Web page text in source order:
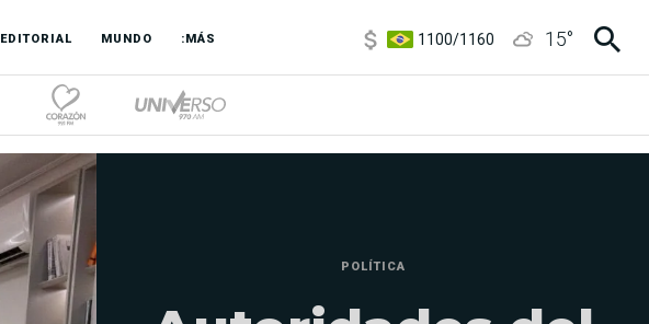
EDITORIAL MUNDO :MÁS
3,8/4
15°
POLÍTICA